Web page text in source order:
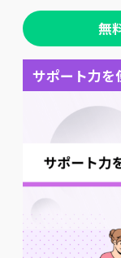
無
サポート力を